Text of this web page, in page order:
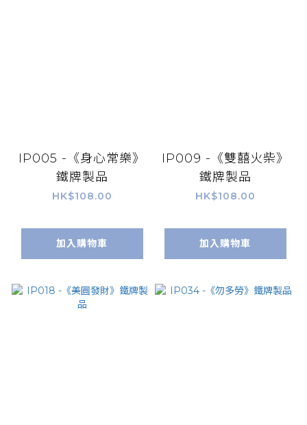
IP005 -《身心常樂》
鐵牌製品
HK$108.00
加入購物車
IP009 -《雙囍火柴》
鐵牌製品
HK$108.00
加入購物車